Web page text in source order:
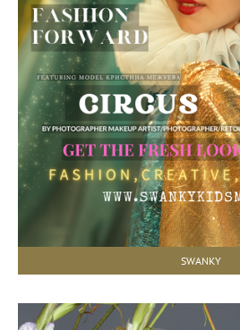
SWANKY